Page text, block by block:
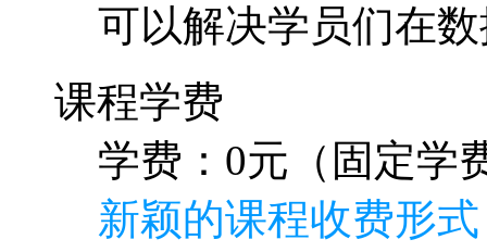
可以解决学员们在
课程学费
学费：0元（固定学
新颖的课程收费形